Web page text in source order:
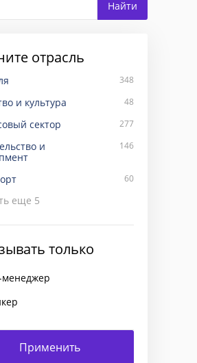
отрасль
348
и культура 48
сектор 277
и
146
60
еще 5
только
менеджер